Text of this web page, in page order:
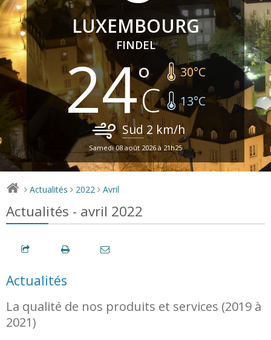
LUXEMBOURG
FINDEL
24 30°C
13°C
Sud 2 km/h
Samedi 08 août 2026 à 21h25
> Actualités > 2022 > Avril
Actualités - avril 2022
Actualités
La qualité de nos produits et services (2019 à
2021)